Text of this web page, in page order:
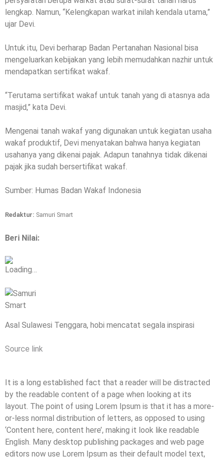
lengkap. Namun, “Kelengkapan warkat inilah kendala utama,”
ujar Devi.
Untuk itu, Devi berharap Badan Pertanahan Nasional bisa
mengeluarkan kebijakan yang lebih memudahkan nazhir untuk
mendapatkan sertifikat wakaf.
“Terutama sertifikat wakaf untuk tanah yang di atasnya ada
masjid,” kata Devi.
Mengenai tanah wakaf yang digunakan untuk kegiatan usaha
wakaf produktif, Devi menyatakan bahwa hanya kegiatan
usahanya yang dikenai pajak. Adapun tanahnya tidak dikenai
pajak jika sudah bersertifikat wakaf.
Sumber: Humas Badan Wakaf Indonesia
Redaktur: Samuri Smart
Beri Nilai:
Loading…
Asal Sulawesi Tenggara, hobi mencatat segala inspirasi
Source link
It is a long established fact that a reader will be distracted
by the readable content of a page when looking at its
layout. The point of using Lorem Ipsum is that it has a more-
or-less normal distribution of letters, as opposed to using
‘Content here, content here’, making it look like readable
English. Many desktop publishing packages and web page
editors now use Lorem Ipsum as their default model text,